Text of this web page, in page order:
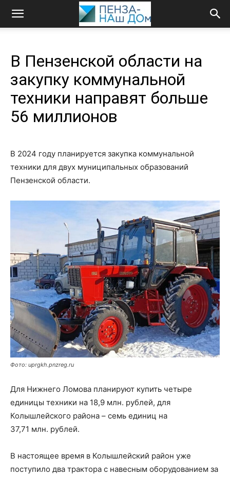
В Пензенской области на
закупку коммунальной
техники направят больше
56 миллионов
В 2024 году планируется закупка коммунальной
техники для двух муниципальных образований
Пензенской области.
Фото: uprgkh.pnzreg.ru
Для Нижнего Ломова планируют купить четыре
единицы техники на 18,9 млн. рублей, для
Колышлейского района – семь единиц на
37,71 млн. рублей.
В настоящее время в Колышлейский район уже
поступило два трактора с навесным оборудованием за